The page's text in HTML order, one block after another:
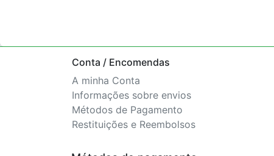
Conta / Encomendas
A minha Conta
Informações sobre envios
Métodos de Pagamento
Restituições e Reembolsos